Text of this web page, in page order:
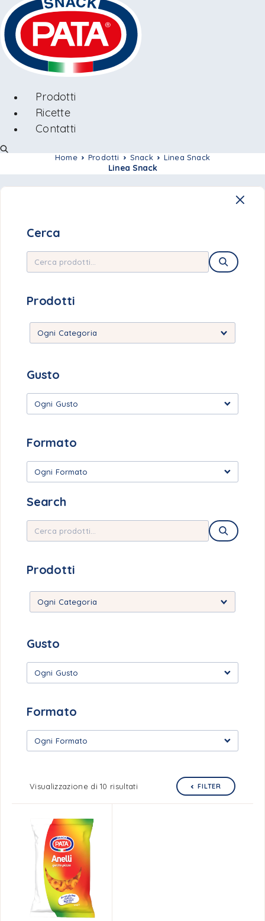
Prodotti
Ricette
Contatti
Home Prodotti Snack Linea Snack
Linea Snack
Cerca
Prodotti
Gusto
Ogni Gusto
Formato
Ogni Formato
Search
Prodotti
Gusto
Ogni Gusto
Formato
Ogni Formato
Visualizzazione di 10 risultati FILTER